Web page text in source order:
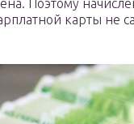
Поэтому
карты не